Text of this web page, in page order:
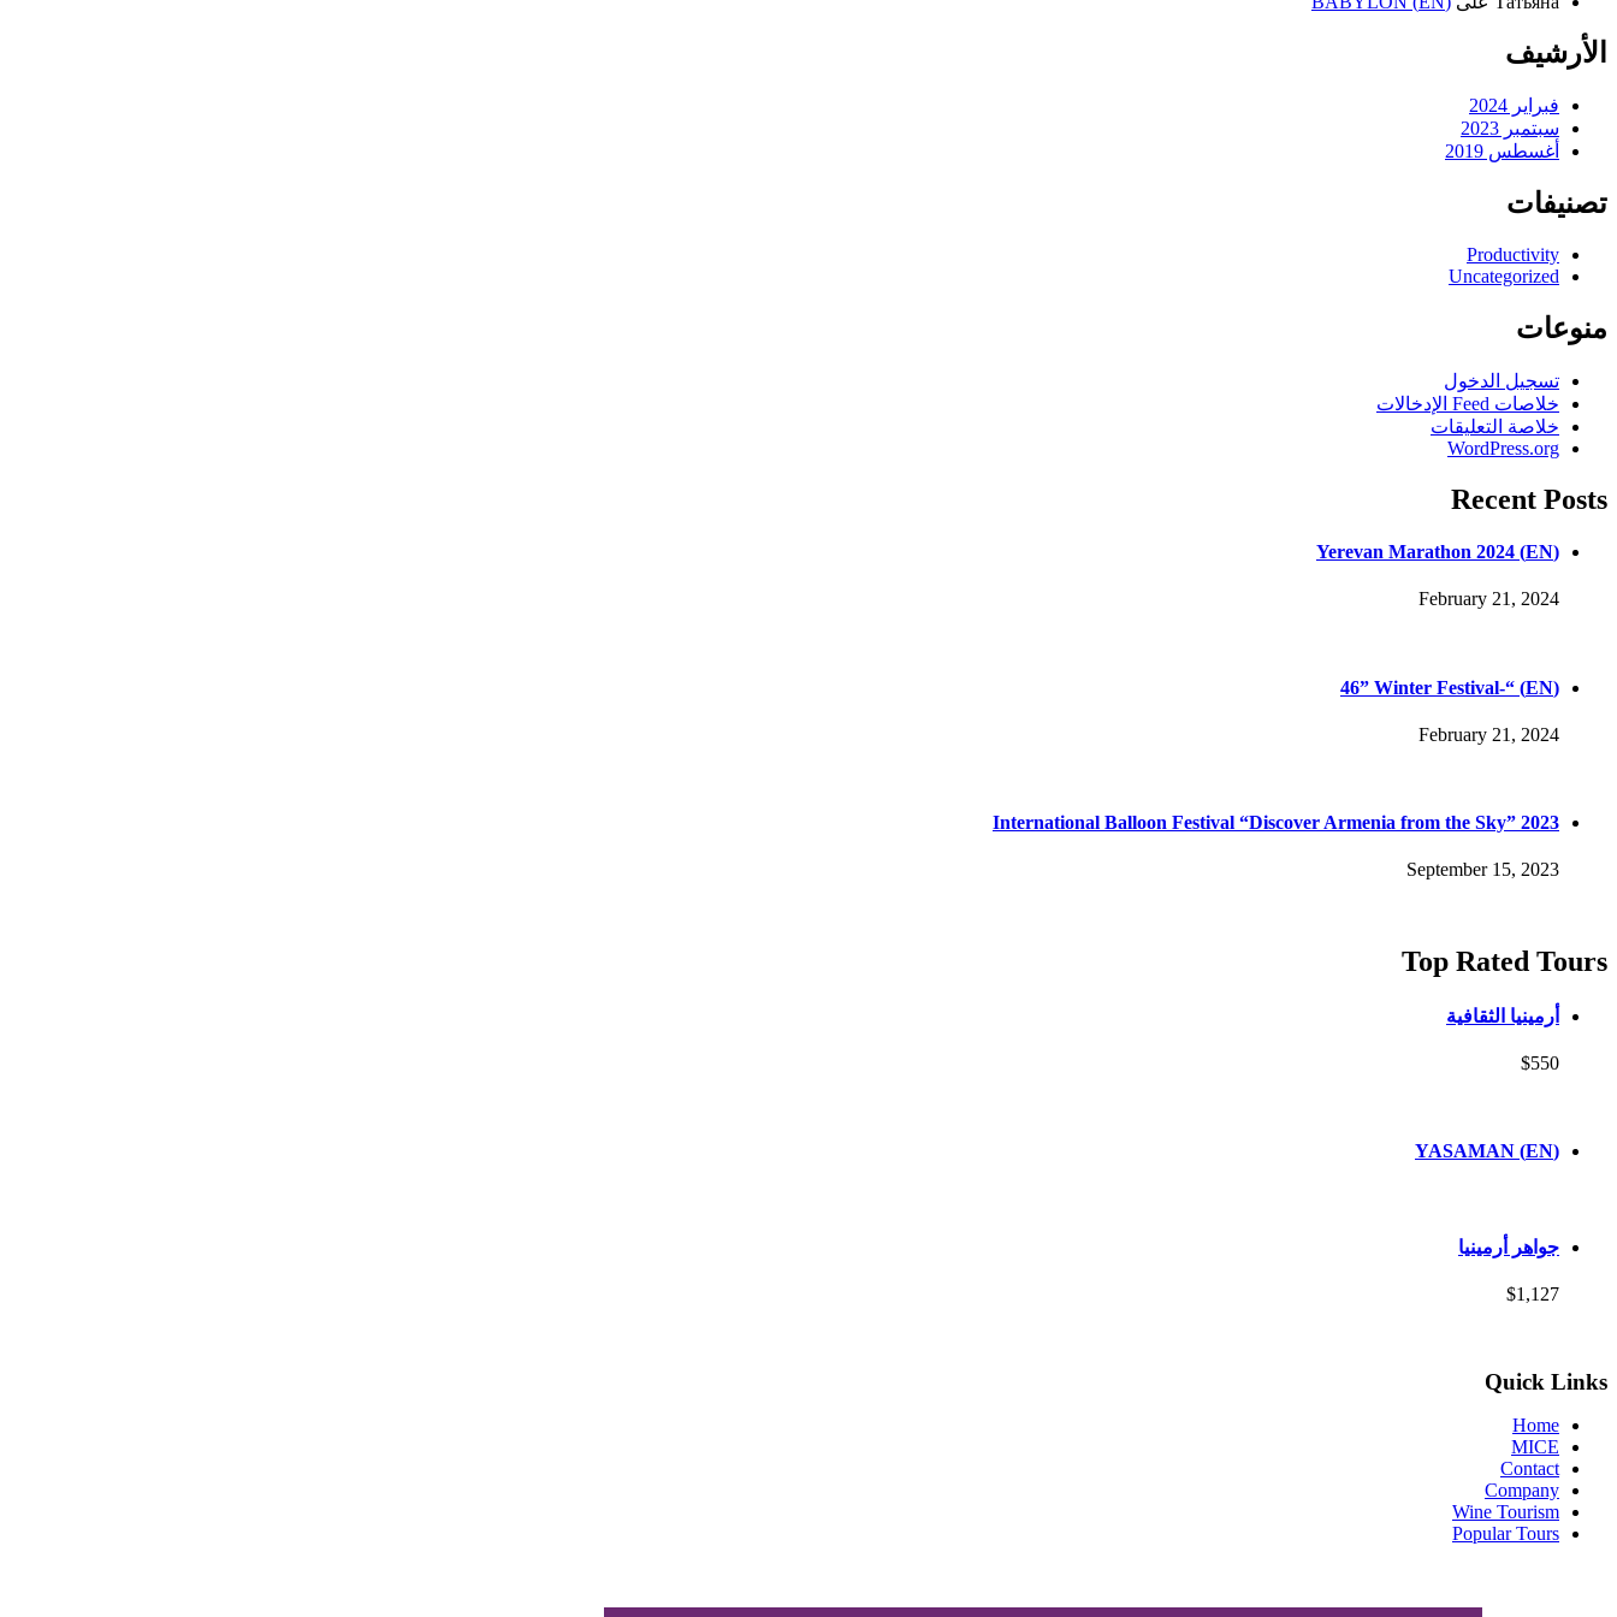
الأرشيف
فبراير 2024
سبتمبر 2023
أغسطس 2019
تصنيفات
Productivity
Uncategorized
منوعات
تسجيل الدخول
خلاصات Feed الإدخالات
خلاصة التعليقات
WordPress.org
Recent Posts
(EN) Yerevan Marathon 2024
February 21, 2024
(EN) “-46” Winter Festival
February 21, 2024
International Balloon Festival “Discover Armenia from the Sky” 2023
September 15, 2023
Top Rated Tours
أرمينيا الثقافية
$550
(EN) YASAMAN
جواهر أرمينيا
$1,127
Quick Links
Home
MICE
Contact
Company
Wine Tourism
Popular Tours